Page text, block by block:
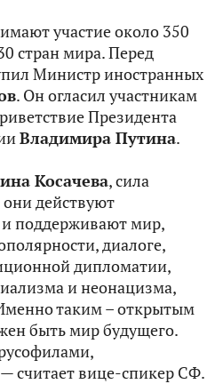
участие около 350
стран мира. Перед
Министр иностранных
. Он огласил участникам
Президента
Владимира Путина.
Косачева, сила
действуют
и поддерживают мир,
диалоге,
дипломатии,
и неонацизма,
таким – открытым
быть мир будущего.
считает вице-спикер СФ.